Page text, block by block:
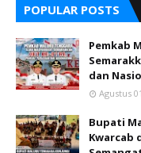
POPULAR POSTS
Pemkab
dan
Agustus
Bupati
Kwarcab